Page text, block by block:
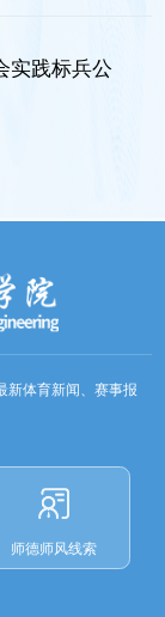
实践标兵公
体育新闻、赛事报
师德师风线索